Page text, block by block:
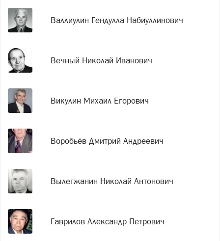
Валлиулин Гендулла Набиуллинович
Вечный Николай Иванович
Викулин Михаил Егорович
Воробьёв Дмитрий Андреевич
Вылегжанин Николай Антонович
Гаврилов Александр Петрович